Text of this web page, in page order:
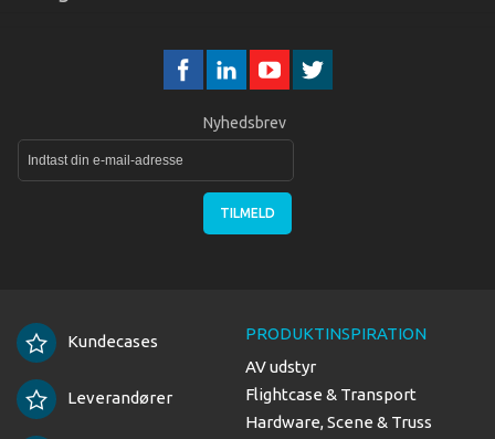
Nyhedsbrev
TILMELD
Kundecases
Leverandører
PRODUKTINSPIRATION
AV udstyr
Flightcase & Transport
Hardware, Scene & Truss